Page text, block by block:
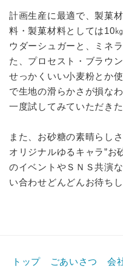
計画生産に最適で、製菓
料・製菓材料としては10
ウダーシュガーと、ミネ
た、プロセスト・ブラウ
せっかくいい小麦粉とか
で生地の滑らかさが損な
一度試してみていただきた
また、お砂糖の素晴らし
オリジナルゆるキャラ”お
のイベントやＳＮＳ共演
い合わせどんどんお待ち
トップ ごあいさつ 会